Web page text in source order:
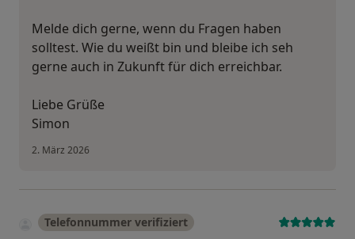
Melde dich gerne, wenn du Fragen haben
solltest. Wie du weißt bin und bleibe ich seh
gerne auch in Zukunft für dich erreichbar.
Liebe Grüße
Simon
2. März 2026
Telefonnummer verifiziert